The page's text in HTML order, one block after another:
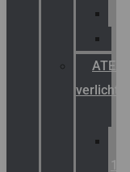
ATEX
verlichting
1